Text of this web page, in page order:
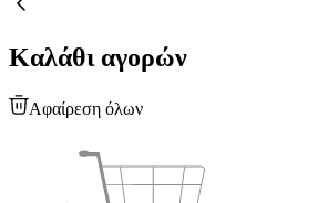
Καλάθι αγορών
Αφαίρεση όλων